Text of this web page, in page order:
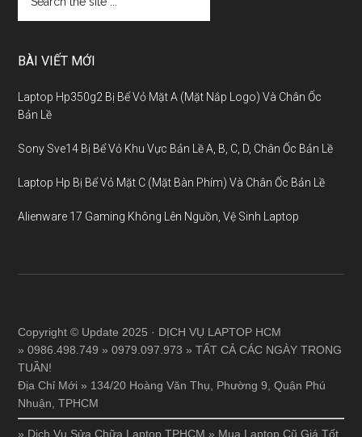
BÀI VIẾT MỚI
Laptop Hp350g2 Bị Bể Vỏ Mặt A (Mặt Nắp Logo) Và Chân Ốc
Bản Lề
Sony Sve14 Bị Bể Vỏ Khu Vực Bản Lề A, B, C, D, Chân Ốc Bản Lề
Laptop Hp Bị Bể Vỏ Mặt C (Mặt Bàn Phím) Và Chân Ốc Bản Lề
Alienware 17 Gaming Không Lên Nguồn, Vệ Sinh Laptop
Copyright © Update 2025 · DỊCH VỤ LAPTOP HCM
» 0986.498.749 » 0979.097.973 » TẤT CẢ CÁC NGÀY TRONG
TUẦN!
Địa Chỉ Mới » 134/20 Hoàng Văn Thụ, Phường 9, Quận Phú
Nhuận, TPHCM
» Dịch Vụ Sửa Chữa Laptop TPHCM » Mua Laptop Cũ Giá Tốt